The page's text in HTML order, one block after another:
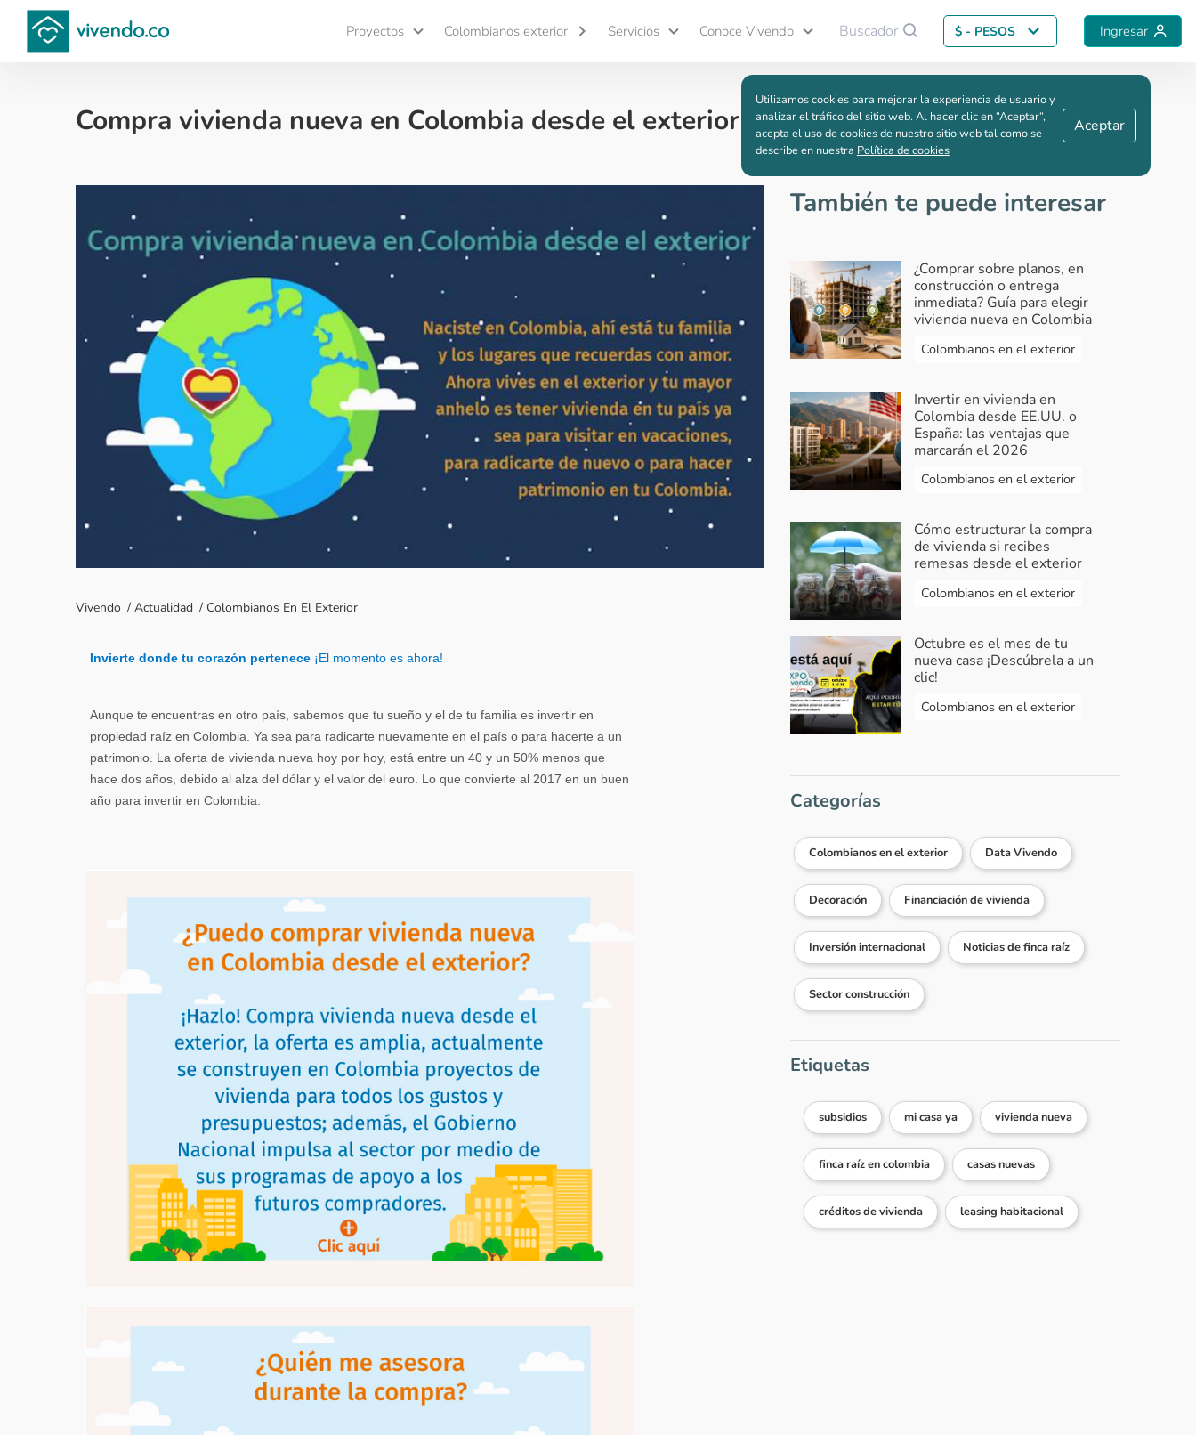
Proyectos Colombianos exterior Servicios Conoce Vivendo Buscador $ - PESOS Ingresar
Compra vivienda nueva en Colombia desde el exterior
Vivendo / Actualidad / Colombianos En El Exterior
Invierte donde tu corazón pertenece¡El momento es ahora!
Aunque te encuentras en otro país, sabemos que tu sueño y el de tu familia es invertir en
propiedad raíz en Colombia. Ya sea para radicarte nuevamente en el país o para hacerte a un
patrimonio. La oferta de vivienda nueva hoy por hoy, está entre un 40 y un 50% menos que
hace dos años, debido al alza del dólar y el valor del euro. Lo que convierte al 2017 en un buen
año para invertir en Colombia.
También te puede interesar
¿Comprar sobre planos, en
construcción o entrega
inmediata? Guía para elegir
vivienda nueva en Colombia
Colombianos en el exterior
Invertir en vivienda en
Colombia desde EE.UU. o
España: las ventajas que
marcarán el 2026
Colombianos en el exterior
Cómo estructurar la compra
de vivienda si recibes
remesas desde el exterior
Colombianos en el exterior
Octubre es el mes de tu
nueva casa ¡Descúbrela a un
clic!
Colombianos en el exterior
Categorías
Colombianos en el exterior Data Vivendo
Decoración Financiación de vivienda
Inversión internacional Noticias de finca raíz
Sector construcción
Etiquetas
subsidios mi casa ya vivienda nueva
finca raíz en colombia casas nuevas
créditos de vivienda leasing habitacional
Utilizamos cookies para mejorar la experiencia de usuario y
analizar el tráfico del sitio web. Al hacer clic en “Aceptar“,
acepta el uso de cookies de nuestro sitio web tal como se
describe en nuestra Política de cookies
Aceptar
Compara proyectos Guardar comparación